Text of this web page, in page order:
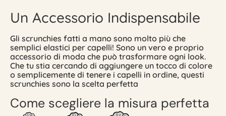
Un Accessorio Indispensabile
Gli scrunchies fatti a mano sono molto più che
semplici elastici per capelli! Sono un vero e proprio
accessorio di moda che può trasformare ogni look.
Che tu stia cercando di aggiungere un tocco di colore
o semplicemente di tenere i capelli in ordine, questi
scrunchies sono la scelta perfetta
Come scegliere la misura perfetta